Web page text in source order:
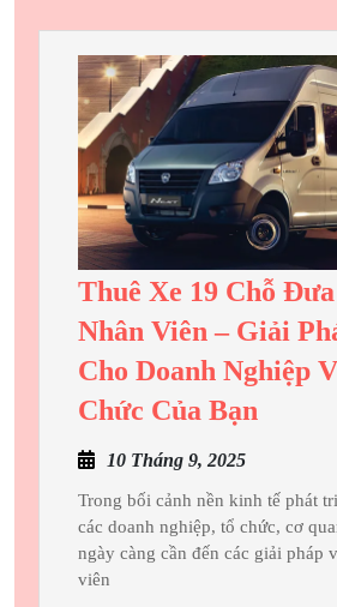
Thuê Xe 19 Chỗ
Nhân Viên – Giải
Cho Doanh Nghiệp
Chức Của Bạn
Chỗ
Đưa
Đón
10 Tháng 9, 202510
Tháng
9,
2025
Trong bối cảnh nền kinh tế phát
các doanh nghiệp, tổ chức, cơ
ngày càng cần đến các giải pháp
viên